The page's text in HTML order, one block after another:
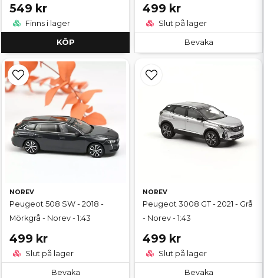
549 kr
Finns i lager
KÖP
499 kr
Slut på lager
Bevaka
NOREV
Peugeot 508 SW - 2018 -
Mörkgrå - Norev - 1:43
499 kr
Slut på lager
Bevaka
NOREV
Peugeot 3008 GT - 2021 - Grå
- Norev - 1:43
499 kr
Slut på lager
Bevaka